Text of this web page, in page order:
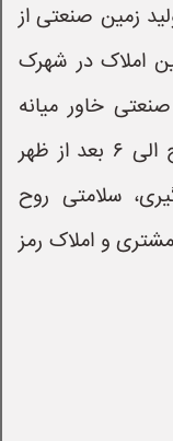
تولید زمین صنعتی از
املاک در شهرک
خاور میانه
میباشم ساعت شروع کار از ۸/۵ صبح الی ۶ بعد از ظهر
سلامتی روح
و املاک رمز